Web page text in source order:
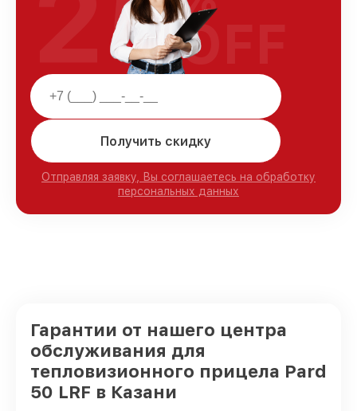
Получить скидку
Отправляя заявку, Вы соглашаетесь на обработку
персональных данных
OFF
Гарантии от нашего центра
обслуживания для
тепловизионного прицела Pard
50 LRF в Казани